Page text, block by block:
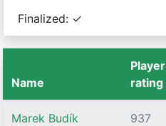
Finalized: ✓
Name
Player
rating
Marek Budík 937